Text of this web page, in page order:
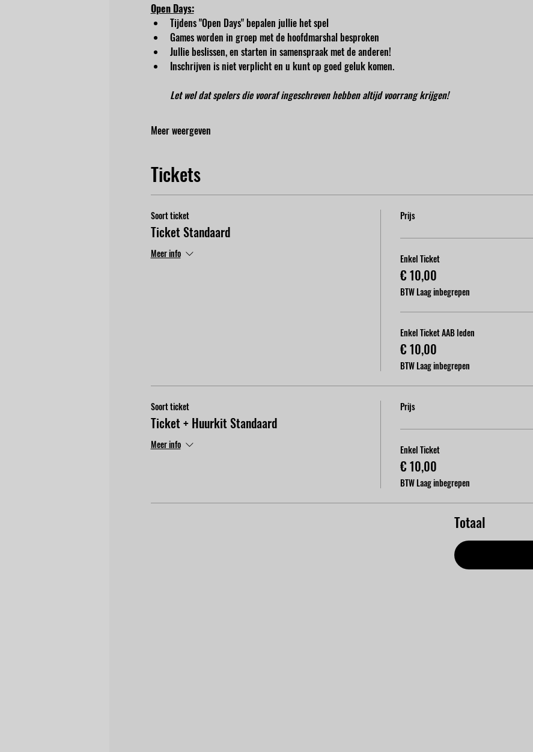
Open Days:
Tijdens "Open Days" bepalen jullie het spel
Games worden in groep met de hoofdmarshal besproken
Jullie beslissen, en starten in samenspraak met de anderen!
Inschrijven is niet verplicht en u kunt op goed geluk komen.
Let wel dat spelers die vooraf ingeschreven hebben altijd voorrang krijgen!
Meer weergeven
Tickets
Soort ticket
Ticket Standaard
Meer info
Prijs
Enkel Ticket
€ 10,00
BTW Laag inbegrepen
Enkel Ticket AAB leden
€ 10,00
BTW Laag inbegrepen
Soort ticket
Ticket + Huurkit Standaard
Meer info
Prijs
Enkel Ticket
€ 10,00
BTW Laag inbegrepen
Totaal